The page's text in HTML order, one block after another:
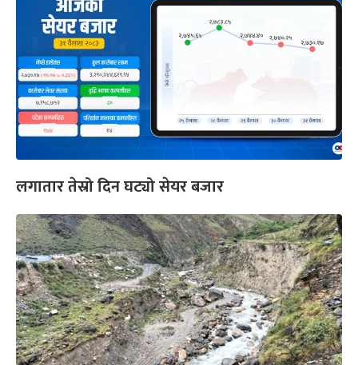
लगातार तेस्रो दिन घट्यो सेयर बजार